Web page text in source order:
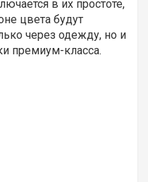
в их простоте,
цвета будут
через одежду, но и
премиум-класса.